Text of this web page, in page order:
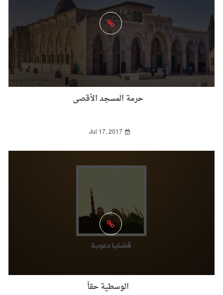
حرمة المسجد الأقصى
Jul 17, 2017
الوسطية حقاً